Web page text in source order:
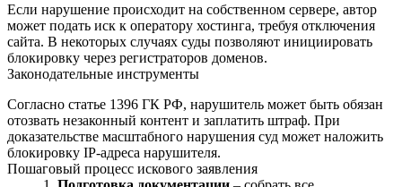
Если нарушение происходит на собственном сервере, автор
может подать иск к оператору хостинга, требуя отключения
сайта. В некоторых случаях суды позволяют инициировать
блокировку через регистраторов доменов.
Законодательные инструменты
Согласно статье 1396 ГК РФ, нарушитель может быть обязан
отозвать незаконный контент и заплатить штраф. При
доказательстве масштабного нарушения суд может наложить
блокировку IP-адреса нарушителя.
Пошаговый процесс искового заявления